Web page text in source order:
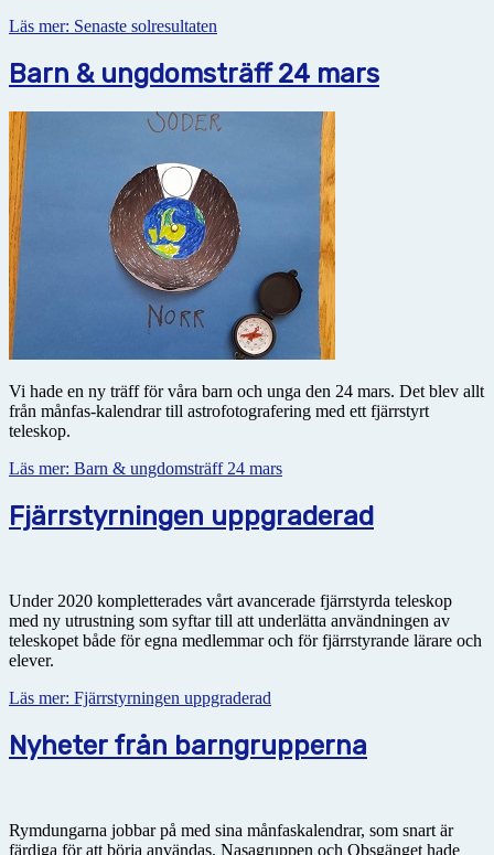
Läs mer: Senaste solresultaten
Barn & ungdomsträff 24 mars
Vi hade en ny träff för våra barn och unga den 24 mars. Det blev allt
från månfas-kalendrar till astrofotografering med ett fjärrstyrt
teleskop.
Läs mer: Barn & ungdomsträff 24 mars
Fjärrstyrningen uppgraderad
Under 2020 kompletterades vårt avancerade fjärrstyrda teleskop
med ny utrustning som syftar till att underlätta användningen av
teleskopet både för egna medlemmar och för fjärrstyrande lärare och
elever.
Läs mer: Fjärrstyrningen uppgraderad
Nyheter från barngrupperna
Rymdungarna jobbar på med sina månfaskalendrar, som snart är
färdiga för att börja användas. Nasagruppen och Obsgänget hade